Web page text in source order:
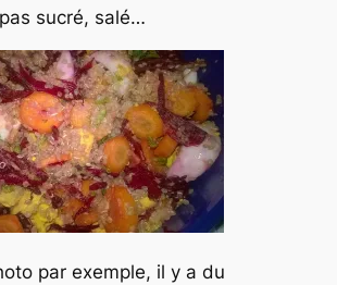
sucré, salé…
par exemple, il y a du